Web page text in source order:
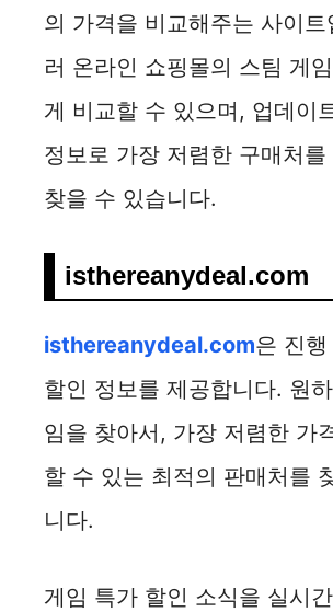
의 가격을 비교해주는 사이트
러 온라인 쇼핑몰의 스팀 게
게 비교할 수 있으며, 업데이
정보로 가장 저렴한 구매처를
찾을 수 있습니다.
isthereanydeal.com
isthereanydeal.com은 진행
할인 정보를 제공합니다. 원
임을 찾아서, 가장 저렴한 가
할 수 있는 최적의 판매처를
니다.
게임 특가 할인 소식을 실시